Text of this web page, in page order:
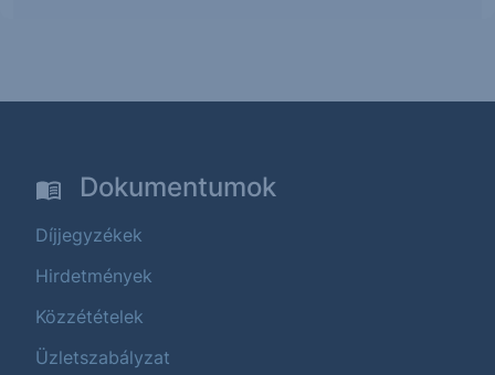
Dokumentumok
Díjjegyzékek
Hirdetmények
Közzétételek
Üzletszabályzat